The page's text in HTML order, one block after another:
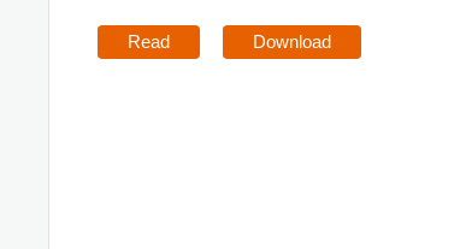
Read Download